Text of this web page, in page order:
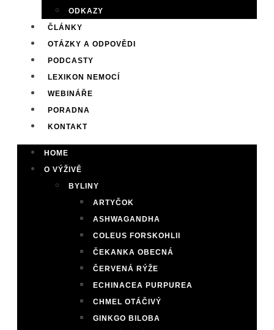
ODKAZY
ČLÁNKY
OTÁZKY A ODPOVĚDI
PODCASTY
LEXIKON NEMOCÍ
WEBINÁŘE
PORADNA
KONTAKT
HOME
O VÝŽIVĚ
BYLINY
ARTYČOK
ASHWAGANDHA
COLEUS FORSKOHLII
ČEKANKA OBECNÁ
ČERVENÁ RÝŽE
ECHINACEA PURPUREA
CHMEL OTÁČIVÝ
GINKGO BILOBA